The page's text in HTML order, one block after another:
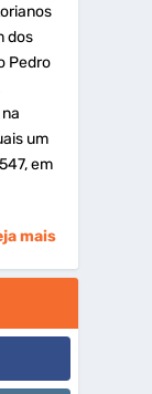
dos
Pedro
um
em
mais